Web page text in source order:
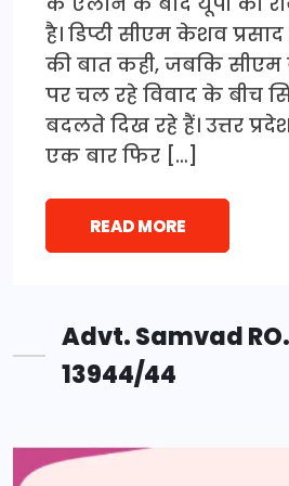
है। डिप्टी सीएम केशव
की बात कही, जबकि सीएम
पर चल रहे विवाद के बीच
बदलते दिख रहे हैं। उत्तर
एक बार फिर […]
READ MORE
Advt. Samvad
13944/44